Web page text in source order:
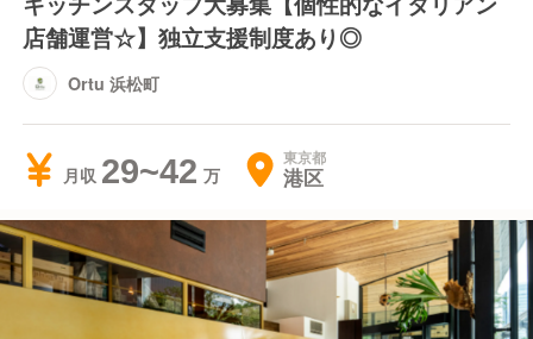
店舗運営☆】独立支援制度あり◎
Ortu 浜松町
月収 29~42 東京都
港区